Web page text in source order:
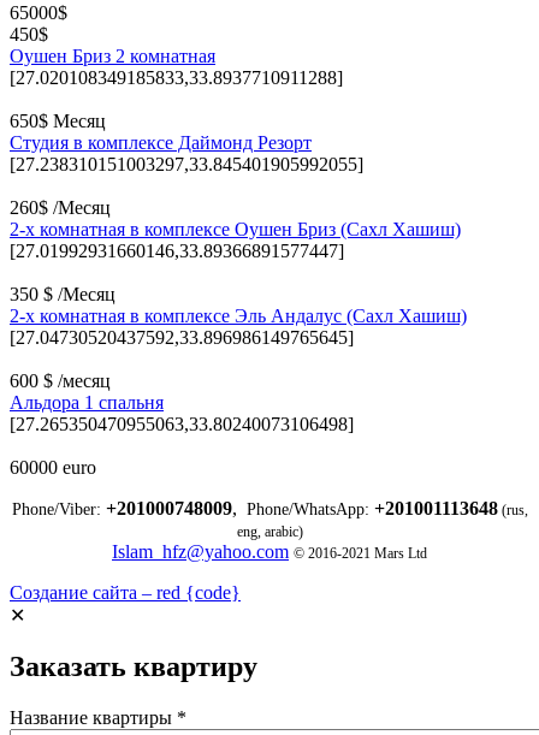
65000$
450$
Оушен Бриз 2 комнатная
[27.020108349185833,33.8937710911288]
650$ Месяц
Студия в комплексе Даймонд Резорт
[27.238310151003297,33.845401905992055]
260$ /Месяц
2-х комнатная в комплексе Оушен Бриз (Сахл Хашиш)
[27.01992931660146,33.89366891577447]
350 $ /Месяц
2-х комнатная в комплексе Эль Андалус (Сахл Хашиш)
[27.04730520437592,33.896986149765645]
600 $ /месяц
Альдора 1 спальня
[27.265350470955063,33.80240073106498]
60000 euro
Phone/Viber: +201000748009, Phone/WhatsApp: +201001113648(rus,
eng, arabic)
Islam_hfz@yahoo.com © 2016-2021 Mars Ltd
Создание сайта – red {code}
✕
Заказать квартиру
Название квартиры *